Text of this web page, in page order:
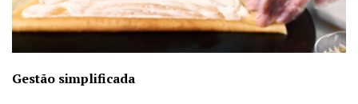
Gestão simplificada